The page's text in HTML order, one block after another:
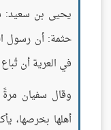
يحيى بن سعيد:
حثمة: أن رسول
في العرية أن
وقال سفيان
أهلها بخرصها،